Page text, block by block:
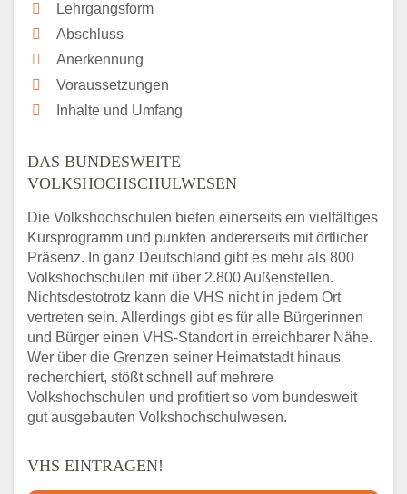
Lehrgangsform
Abschluss
Anerkennung
Voraussetzungen
Inhalte und Umfang
DAS BUNDESWEITE
VOLKSHOCHSCHULWESEN
Die Volkshochschulen bieten einerseits ein vielfältiges
Kursprogramm und punkten andererseits mit örtlicher
Präsenz. In ganz Deutschland gibt es mehr als 800
Volkshochschulen mit über 2.800 Außenstellen.
Nichtsdestotrotz kann die VHS nicht in jedem Ort
vertreten sein. Allerdings gibt es für alle Bürgerinnen
und Bürger einen VHS-Standort in erreichbarer Nähe.
Wer über die Grenzen seiner Heimatstadt hinaus
recherchiert, stößt schnell auf mehrere
Volkshochschulen und profitiert so vom bundesweit
gut ausgebauten Volkshochschulwesen.
VHS EINTRAGEN!